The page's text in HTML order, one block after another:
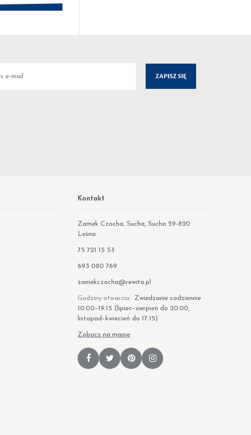
Kontakt
Zamek Czocha, Sucha, Sucha 59-820
Leśna
Telefon:
75 721 15 53
Telefon:
693 080 769
E-mail:
zamekczocha@rewita.pl
Godziny otwarcia:
Zwiedzanie codziennie
10:00–19:15 (lipiec–sierpień do 20:00,
listopad–kwiecień do 17:15)
Zobacz na mapie